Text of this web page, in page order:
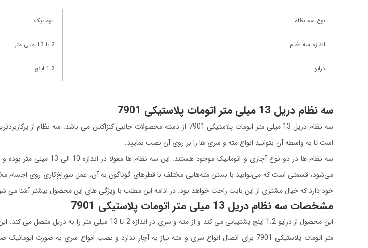
نوع سه نظام اتوماتیک
اندازه سه نظام 2 تا 13 میلی متر
درایو 1.2 اینچ
سه نظام دریل 13 میلی متر اتومات پلاستیکی 7901
سه نظام دریل 13
میلی متر اتومات پلاستیکی 7901 از دسته محصولات جانبی کنزاکس می باشد.
است تا به واسطه آن بتوانید انواع مته و سری ها را بر روی آن نصب نمایید.
سه نظام ها در دو نوع آچاری
می‌شود، قسمتی است که می‌توانید با بستن مته‌هایی مختلف با قطرهای گوناگون به آن، عمل سوراخ‌کاری روی اجسام
خود دارد که خیال مشتری از این بابت راحت خواهد بود. در ادامه این مطلب با ویژگی های این محصول بیشتر آشنا می
مشخصات سه نظام دریل 13 میلی متر اتومات پلاستیکی 7901
این محصول از درایو 1.2 اینچ پشتیبانی می کند و از مته و سری در اندازه 2 تا 13 میلی متر را به دریل متصل می کند. این سه نظام ساخت چین بوده و توانایی اتصال بر روی انواع دریل را داراست. سه نظام دریل
متر اتومات پلاستیکی 7901 برای اتصال انواع سری و مته نیاز به آچار ندارد و نصب انواع سری